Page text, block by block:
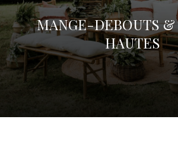
MANGE-DEBOUTS &
HAUTES